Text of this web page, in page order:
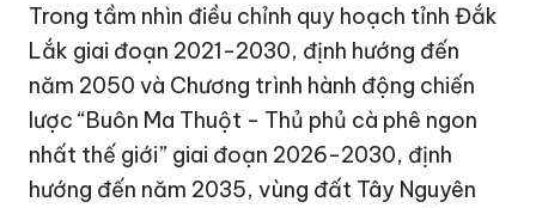
Trong tầm nhìn điều chỉnh quy hoạch tỉnh Đắk
Lắk giai đoạn 2021-2030, định hướng đến
năm 2050 và Chương trình hành động chiến
lược “Buôn Ma Thuột - Thủ phủ cà phê ngon
nhất thế giới” giai đoạn 2026-2030, định
hướng đến năm 2035, vùng đất Tây Nguyên